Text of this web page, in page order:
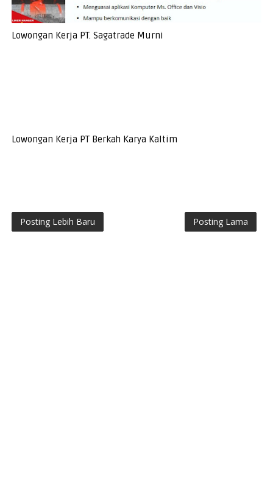
Lowongan Kerja PT. Sagatrade Murni
Lowongan Kerja PT Berkah Karya Kaltim
Posting Lebih Baru Posting Lama